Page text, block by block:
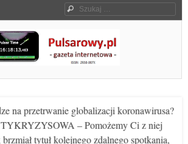
Szukaj
na przetrwanie globalizacji koronawirusa?
– Pomożemy Ci z niej
tytuł kolejnego zdalnego spotkania,